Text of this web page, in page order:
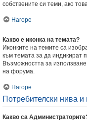
собствените си теми, ако
Нагоре
Какво е иконка на темата?
Иконките на темите са
към темата за да индикират
Възможността за
на форума.
Нагоре
Потребителски нива и
Какво са